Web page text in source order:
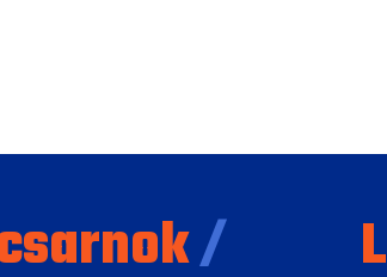
/